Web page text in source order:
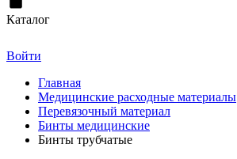
Каталог
Войти
Главная
Медицинские расходные материалы
Перевязочный материал
Бинты медицинские
Бинты трубчатые